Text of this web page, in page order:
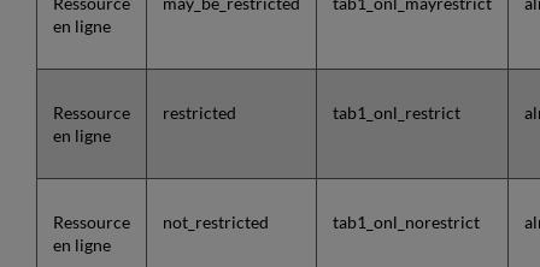
en ligne
Ressource
en ligne
restricted tab1_onl_restrict
Ressource
en ligne
not_restricted tab1_onl_norestrict